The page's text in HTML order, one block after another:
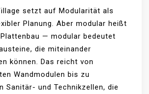
setzt auf Modularität als
Planung. Aber modular heißt
— modular bedeutet
die miteinander
können. Das reicht von
Wandmodulen bis zu
Sanitär- und Technikzellen, die